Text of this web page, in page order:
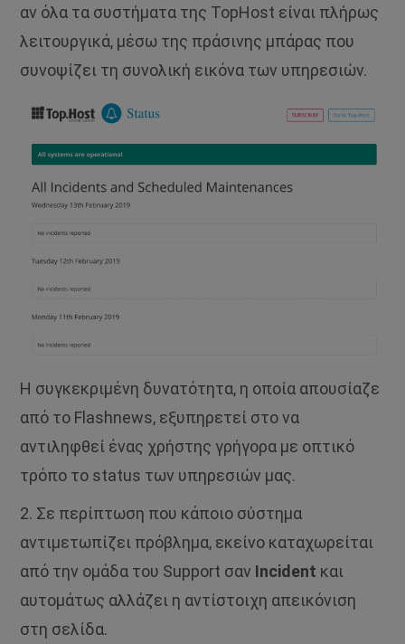
αν όλα τα συστήματα της TopHost είναι πλήρως
λειτουργικά, μέσω της πράσινης μπάρας που
συνοψίζει τη συνολική εικόνα των υπηρεσιών.
Η συγκεκριμένη δυνατότητα, η οποία απουσίαζε
από το Flashnews, εξυπηρετεί στο να
αντιληφθεί ένας χρήστης γρήγορα με οπτικό
τρόπο το status των υπηρεσιών μας.
2. Σε περίπτωση που κάποιο σύστημα
αντιμετωπίζει πρόβλημα, εκείνο καταχωρείται
από την ομάδα του Support σαν Incident και
αυτομάτως αλλάζει η αντίστοιχη απεικόνιση
στη σελίδα.